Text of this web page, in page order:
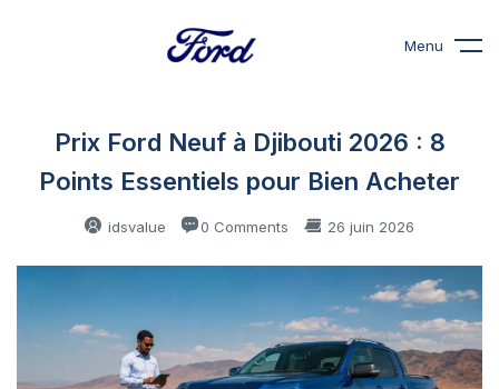
Menu
Prix Ford Neuf à Djibouti 2026 : 8
Points Essentiels pour Bien Acheter
idsvalue 0 Comments 26 juin 2026